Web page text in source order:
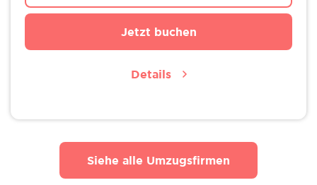
Jetzt buchen
Details
Siehe alle Umzugsfirmen